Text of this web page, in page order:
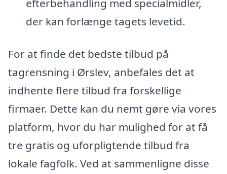
efterbehandling med specialmidler,
der kan forlænge tagets levetid.
For at finde det bedste tilbud på
tagrensning i Ørslev, anbefales det at
indhente flere tilbud fra forskellige
firmaer. Dette kan du nemt gøre via vores
platform, hvor du har mulighed for at få
tre gratis og uforpligtende tilbud fra
lokale fagfolk. Ved at sammenligne disse